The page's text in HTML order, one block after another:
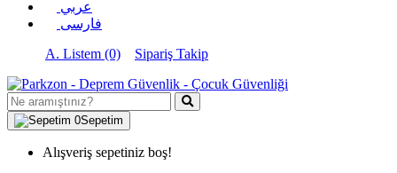
عربي
فارسی
A. Listem (0)
Sipariş Takip
0Sepetim
Alışveriş sepetiniz boş!